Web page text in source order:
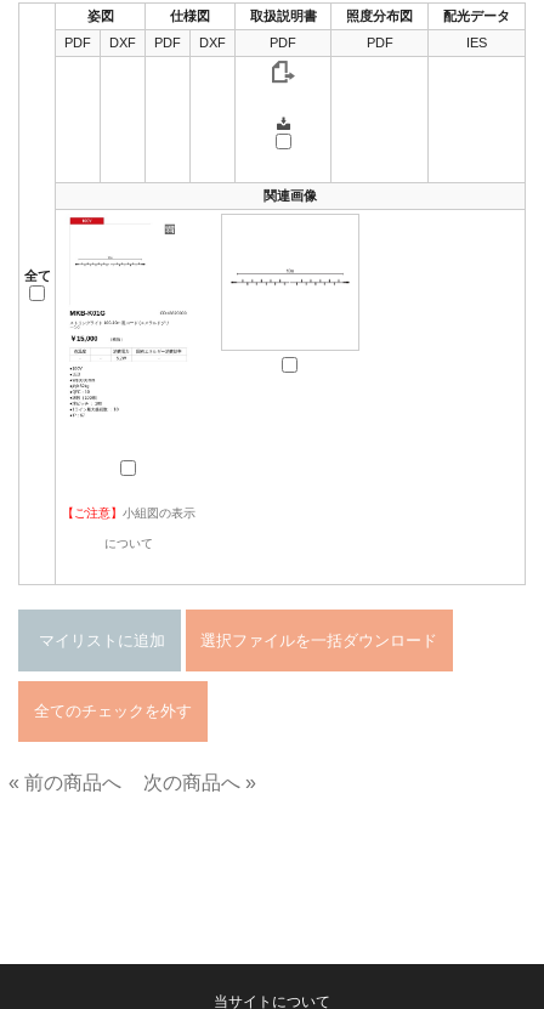
全て
姿図 仕様図 取扱説明書 照度分布図
配光データ
PDF
DXF PDF DXF PDF PDF IES
関連画像
【ご注意】 小組図の表示
について
« 前の商品へ
次の商品へ »
当サイトについて